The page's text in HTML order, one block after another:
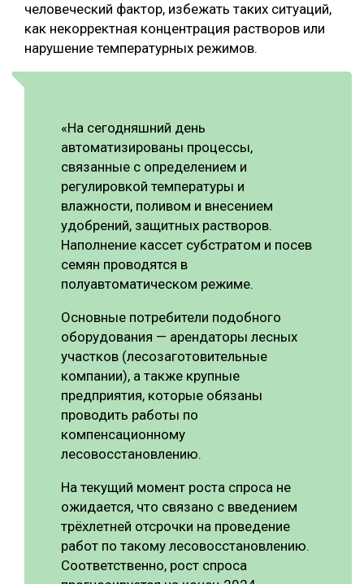
человеческий фактор, избежать таких ситуаций,
как некорректная концентрация растворов или
нарушение температурных режимов.
«На сегодняшний день
автоматизированы процессы,
связанные с определением и
регулировкой температуры и
влажности, поливом и внесением
удобрений, защитных растворов.
Наполнение кассет субстратом и посев
семян проводятся в
полуавтоматическом режиме.
Основные потребители подобного
оборудования — арендаторы лесных
участков (лесозаготовительные
компании), а также крупные
предприятия, которые обязаны
проводить работы по
компенсационному
лесовосстановлению.
На текущий момент роста спроса не
ожидается, что связано с введением
трёхлетней отсрочки на проведение
работ по такому лесовосстановлению.
Соответственно, рост спроса